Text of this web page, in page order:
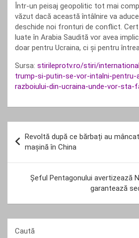
Într-un peisaj geopolitic tot mai
văzut dacă această întâlnire va
deschide noi fronturi de conflict.
luate în Arabia Saudită vor avea
doar pentru Ucraina, ci și pentru
Sursa: stirileprotv.ro/stiri/
trump-si-putin-se-vor-intalni-
razboiului-din-ucraina-unde-vor-
în
articole
Revoltă după ce bărbați au
mașină în China
Șeful Pentagonului avertizează
garantează
Caută